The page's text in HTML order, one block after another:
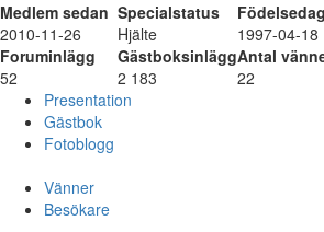
Medlem sedan Specialstatus
Födelsedag
2010-11-26
Hjälte
1997-04-18
Foruminlägg
GästboksinläggAntal
52
2 183
22
Presentation
Gästbok
Fotoblogg
Vänner
Besökare